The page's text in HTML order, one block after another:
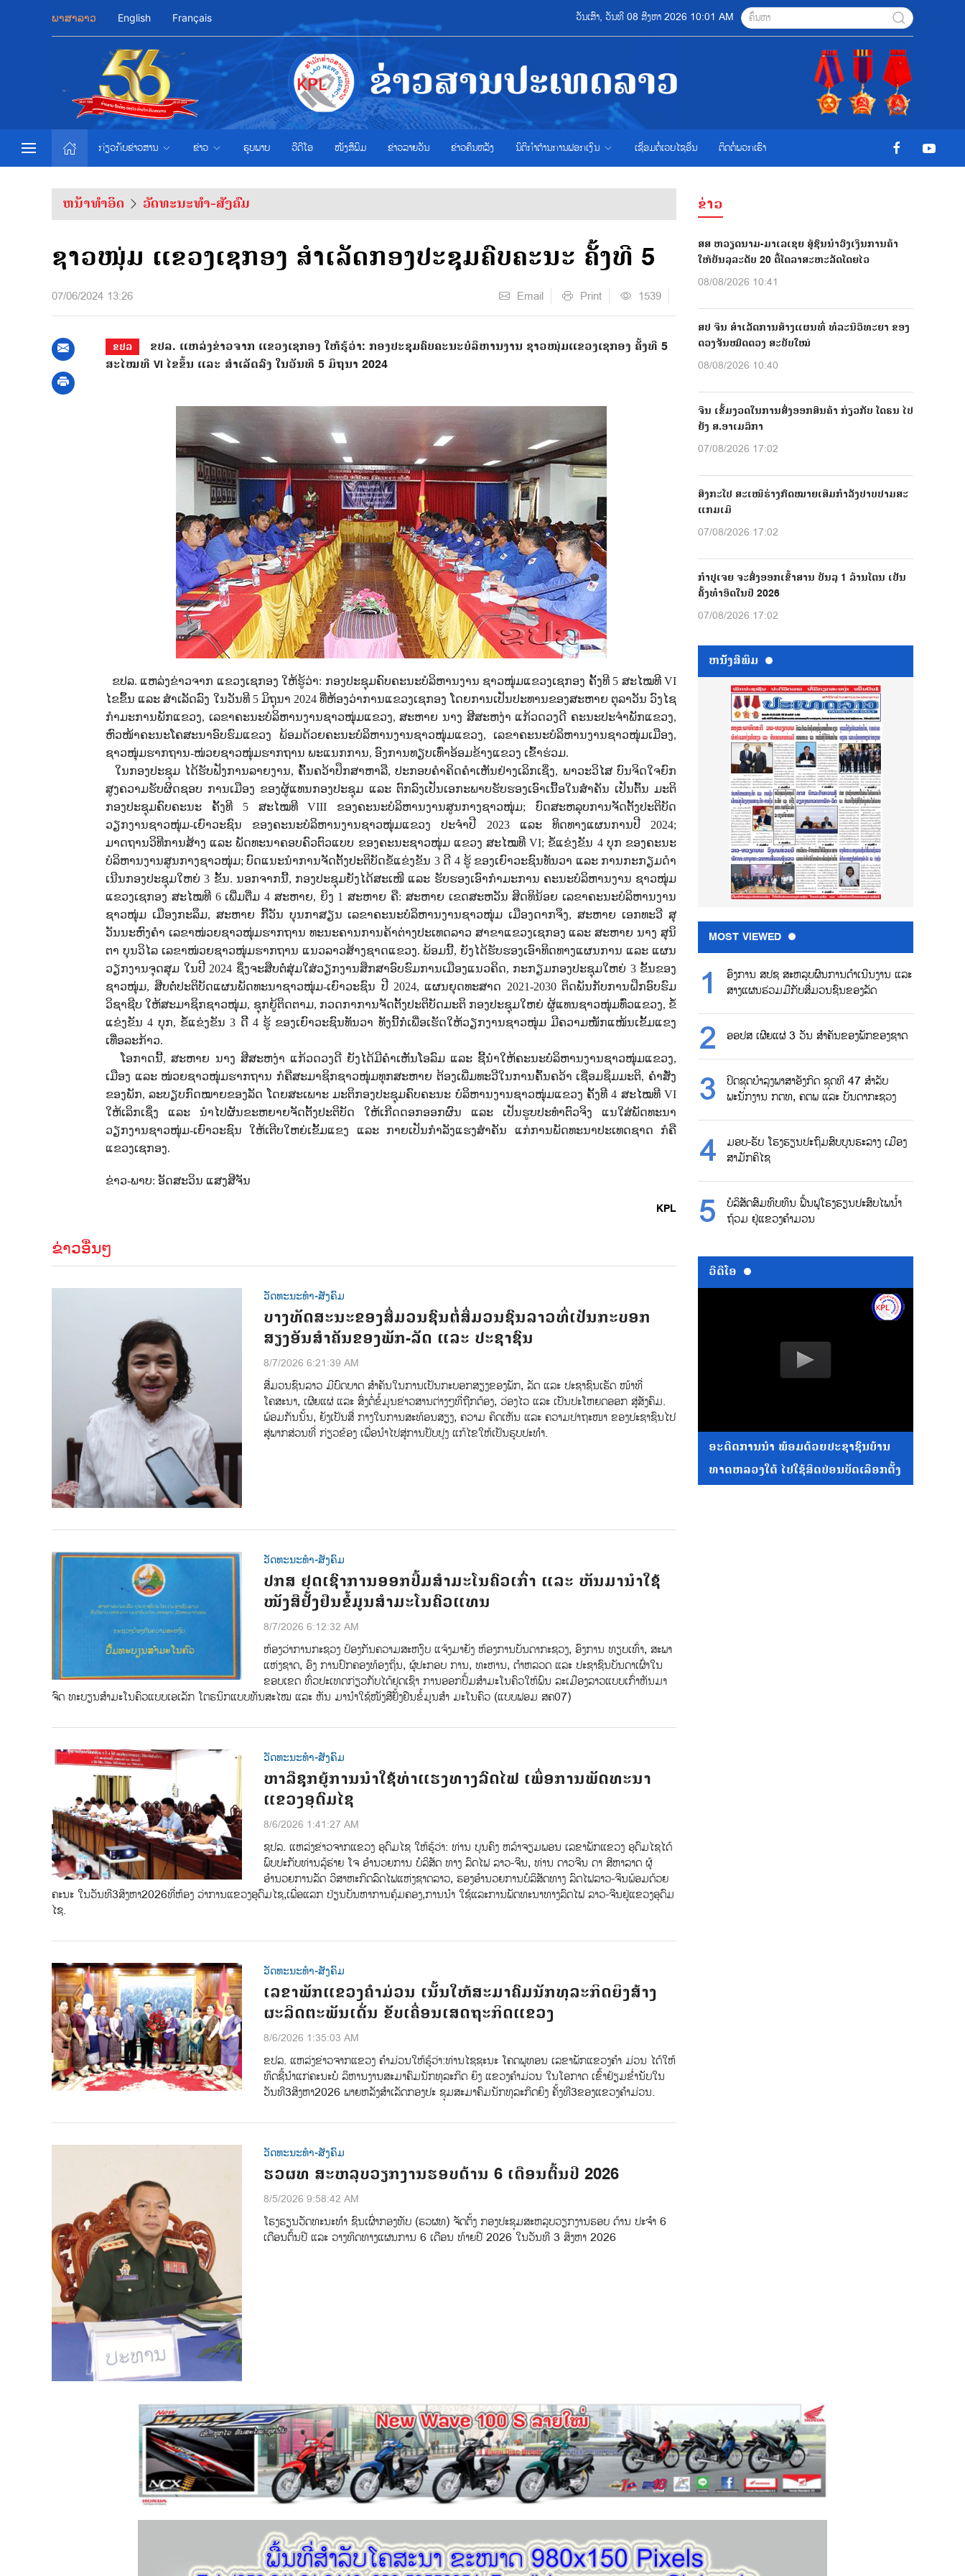
ພາສາລາວ English Français ວັນເສົາ, ວັນທີ 08 ສີງຫາ 2026 10:01 AM
ກ່ຽວກັບຂ່າວສານ ຂ່າວ ຮູບພາບ ວີດີໂອ ໜັງສືພິມ ຂ່າວ​ລາຍ​ວັນ ຂ່າວຄືນຫລັງ ນິຕິກຳຕ້ານການຟອກເງິນ ເຊື່ອມຕໍ່ເວບໄຊອ່ືນ ຕິດຕໍ່ພວກເຮົາ
ຫນ້າທຳອິດ ວັດທະນະທຳ-ສັງຄົມ
ຊາວໜຸ່ມ ແຂວງເຊກອງ ສຳເລັດກອງປະຊຸມຄົບຄະນະ ຄັ້ງທີ 5
07/06/2024 13:26 Email Print 1539
ຂປລ
ຂປລ. ແຫລ່ງຂ່າວຈາກ ແຂວງເຊກອງ ໃຫ້ຮູ້ວ່າ: ກອງປະຊຸມຄົບຄະນະບໍລິຫານງານ ຊາວໜຸ່ມແຂວງເຊກອງ ຄັ້ງທີ 5
ສະໄໝທີ VI ໄຂຂຶ້ນ ແລະ ສໍາເລັດລົງ ໃນວັນທີ 5 ມິຖຸນາ 2024
ຂປລ. ແຫລ່ງຂ່າວຈາກ ແຂວງເຊກອງ ໃຫ້ຮູ້ວ່າ: ກອງປະຊຸມຄົບຄະນະບໍລິຫານງານ ຊາວໜຸ່ມແຂວງເຊກອງ ຄັ້ງທີ 5 ສະໄໝທີVI
ໄຂຂຶ້ນ ແລະ ສໍາເລັດລົງ ໃນວັນທີ 5ມິຖຸນາ 2024 ທີ່ຫ້ອງວ່າການແຂວງເຊກອງ ໂດຍການເປັນປະທານຂອງສະຫາຍ ຕຸລາວັນ ວົງໄຊ
ກໍາມະການພັກແຂວງ, ເລຂາຄະນະບໍລິຫານງານຊາວໜຸ່ມແຂວງ, ສະຫາຍ ນາງ ສີສະຫງ່າ ແກ້ວດວງດີ ຄະນະປະຈຳພັກແຂວງ,
ຫົວໜ້າຄະນະໂຄສະນາອົບຮົມແຂວງ ພ້ອມດ້ວຍຄະນະບໍລິຫານງານຊາວໜຸ່ມແຂວງ, ເລຂາຄະນະບໍລິຫານງານຊາວໜຸ່ມເມືອງ,
ຊາວໜຸ່ມຮາກຖານ-ໜ່ວຍຊາວໜຸ່ມຮາກຖານ ພະແນກການ, ອົງການທຽບເທົ່າອ້ອມຂ້າງແຂວງ ເຂົ້າຮ່ວມ.
ໃນກອງປະຊຸມ ໄດ້ຮັບຟັງການລາຍງານ, ຄົ້ນຄວ້າປຶກສາຫາລື,ປະກອບຄໍາຄິດຄໍາເຫັນຢ່າງເລິກເຊິ່ງ, ພາວະວິໄສ ບົນຈິດໃຈຍົກ
ສູງຄວາມຮັບຜິດຊອບ ການເມືອງ ຂອງຜູ້ແທນກອງປະຊຸມ ແລະ ຕົກລົງເປັນເອກະພາບຮັບຮອງເອົາເນື້ອໃນສຳຄັນ ເປັນຕົ້ນ ມະຕິ
ກອງປະຊຸມຄົບຄະນະ ຄັ້ງທີ 5ສະໄໝທີVIII ຂອງຄະນະບໍລິຫານງານສູນກາງຊາວໜຸ່ມ;ບົດສະຫລຸບການຈັດຕັ້ງປະຕິບັດ
ວຽກງານຊາວໜຸ່ມ-ເຍົາວະຊົນ ຂອງຄະນະບໍລິຫານງານຊາວໜຸ່ມແຂວງ ປະຈໍາປີ 2023ແລະ ທິດທາງແຜນການປີ 2024;
ມາດຖານວິທີການສ້າງ ແລະ ພັດທະນາຄອບຄົວຕົວແບບ ຂອງຄະນະຊາວໜຸ່ມ ແຂວງ ສະໄໝທີVI; ຂໍ້ແຂ່ງຂັນ 4ບຸກ ຂອງຄະນະ
ບໍລິຫານງານສູນກາງຊາວໜຸ່ມ;ບົດແນະນຳການຈັດຕັ້ງປະຕິບັດຂໍ້ແຂ່ງຂັນ 3ດີ 4 ຮູ້ ຂອງເຍົາວະຊົນທັນວາ ແລະ ການກະກຽມດໍາ
ເນີນກອງປະຊຸມໃຫຍ່3 ຂັ້ນ. ນອກຈາກນີ້, ກອງປະຊຸມຍັງໄດ້ສະເໜີ ແລະ ຮັບຮອງເອົາກຳມະການ ຄະນະບໍລິຫານງານ ຊາວໜຸ່ມ
ແຂວງເຊກອງ ສະໄໝທີ 6ເພີ່ມຕື່ມ4 ສະຫາຍ, ຍິງ 1 ສະຫາຍ ຄື: ສະຫາຍ ເຂດສະຫວັນ ສິດທິນ້ອຍ ເລຂາຄະນະບໍລິຫານງານ
ຊາວໜຸ່ມ ເມືອງກະລຶມ, ສະຫາຍ ກີ້ວັນ ບຸນກາສຽນ ເລຂາຄະນະບໍລິຫານງານຊາວໜຸ່ມ ເມືອງດາກຈຶງ,ສະຫາຍ ເອກທະວີ ສຸ
ວັນນະຫົງຄຳ ເລຂາໜ່ວຍຊາວໜຸ່ມຮາກຖານ ທະນະຄານການຄ້າຕ່າງປະເທດລາວ ສາຂາແຂວງເຊກອງ ແລະ ສະຫາຍ ນາງ ສຸນິ
ຕາ ບຸນວິໄລ ເລຂາໜ່ວຍຊາວໜຸ່ມຮາກຖານ ແນວລາວສ້າງຊາດແຂວງ. ພ້ອມນີ້, ຍັງໄດ້ຮັບຮອງເອົາທິດທາງແຜນການ ແລະ ແຜນ
ວຽກງານຈຸດສຸມ ໃນປີ 2024 ຊຶ່ງຈະສືບຕໍ່ສຸ່ມໃສ່ວຽກງານສຶກສາອົບຮົມການເມືອງແນວຄິດ, ກະກຽມກອງປະຊຸມໃຫຍ່ 3ຂັ້ນຂອງ
ຊາວໜຸ່ມ,ສືບຕໍ່ປະຕິບັດແຜນພັດທະນາຊາວໜຸ່ມ-ເຍົາວະຊົນ ປີ 2024, ແຜນຍຸດທະສາດ 2021-2030ຕິດພັນກັບການຝຶກອົບຮົມ
ວິຊາຊີບ ໃຫ້ສະມາຊິກຊາວໜຸ່ມ, ຊຸກຍູ້ຕິດຕາມ, ກວດກາການຈັດຕັ້ງປະຕິບັດມະຕິ ກອງປະຊຸມໃຫຍ່ ຜູ້ແທນຊາວໜຸ່ມທົ່ວແຂວງ, ຂໍ້
ແຂ່ງຂັນ4 ບຸກ, ຂໍ້ແຂ່ງຂັນ3 ດີີ 4 ຮູ້ ຂອງເຍົາວະຊົນທັນວາ ທັງນີ້ກໍເພື່ອເຮັດໃຫ້ວຽກງານຊາວໜຸ່ມ ມີຄວາມໜັກແໜ້ນເຂັ້ມແຂງ
ເທື່ອລະກ້າວ.
ໂອກາດນີ້, ສະຫາຍ ນາງ ສີສະຫງ່າ ແກ້ວດວງດີ ຍັງໄດ້ມີຄຳເຫັນໂອລົມ ແລະ ຊີ້ນໍາໃຫ້ຄະນະບໍລິຫານງານຊາວໜຸ່ມແຂວງ,
ເມືອງ ແລະ ໜ່ວຍຊາວໜຸ່ມຮາກຖານ ກໍຄືສະມາຊິກຊາວໜຸ່ມທຸກສະຫາຍ ຕ້ອງເພີ່ມທະວີໃນການຄົ້ນຄວ້າ ເຊື່ອມຊຶມມະຕິ, ຄໍາສັ່ງ
ຂອງພັກ,ລະບຽບກົດໝາຍຂອງລັດ ໂດຍສະເພາະ ມະຕິກອງປະຊຸມຄົບຄະນະ ບໍລິຫານງານຊາວໜຸ່ມແຂວງ ຄັ້ງທີ4 ສະໄໝທີ VI
ໃຫ້ເລິກເຊິ່ງ ແລະ ນໍາໄປຜັນຂະຫຍາຍຈັດຕັ້ງປະຕິບັດ ໃຫ້ເກີດດອກອອກຜົນ ແລະ ເປັນຮູບປະທໍາຕົວຈິງ ແນໃສ່ພັດທະນາ
ວຽກງານຊາວໜຸ່ມ-ເຍົາວະຊົນ ໃຫ້ເຕີບໃຫຍ່ເຂັ້ມແຂງ ແລະ ກາຍເປັນກຳລັງແຮງສໍາຄັນ ແກ່ການພັດທະນາປະເທດຊາດ ກໍຄື
ແຂວງເຊກອງ.
ຂ່າວ-ພາບ: ອັດສະວິນ ແສງສີຈັນ
KPL
ຂ່າວອື່ນໆ
ວັດທະນະທຳ-ສັງຄົມ
ບາງທັດສະນະຂອງສື່ມວນຊົນຕໍ່ສື່ມວນຊົນລາວທີ່ເປັນກະບອກ
ສຽງອັນສຳຄັນຂອງພັກ-ລັດ ແລະ ປະຊາຊົນ
8/7/2026 6:21:39 AM
ສື່ມວນຊົນລາວ ມີບົດບາດ ສຳຄັນໃນການເປັນກະບອກສຽງຂອງພັກ, ລັດ ແລະ ປະຊາຊົນເຮັດ ໜ້າທີ່
ໂຄສະນາ, ເຜີຍແຜ່ ແລະ ສົ່ງຕໍ່ຂໍ້ມູນຂ່າວສານຕ່າງໆທີ່ຖືກຕ້ອງ, ວ່ອງໄວ ແລະ ເປັນປະໂຫຍດອອກ ສູ່ສັງຄົມ.
ພ້ອມກັນນັ້ນ, ຍັງເປັນສື່ ກາງໃນການສະທ້ອນສຽງ, ຄວາມ ຄິດເຫັນ ແລະ ຄວາມປາຖະໜາ ຂອງປະຊາຊົນໄປ
ສູ່ພາກສ່ວນທີ່ ກ່ຽວຂ້ອງ ເພື່ອນຳໄປສູ່ການປັບປຸງ ແກ້ໄຂໃຫ້ເປັນຮູບປະທຳ.
ວັດທະນະທຳ-ສັງຄົມ
ປກສ ຢຸດເຊົາການອອກປື້ມສຳມະໂນຄົວເກົ່າ ແລະ ຫັນມານຳໃຊ້
ໜັງສືຢັ້ງຢືນຂໍ້ມູນສຳມະໂນຄົວແທນ
8/7/2026 6:12:32 AM
ຫ້ອງວ່າການກະຊວງ ປ້ອງກັນຄວາມສະຫງົບ ແຈ້ງມາຍັງ ຫ້ອງການບັນດາກະຊວງ, ອົງການ ທຽບເທົ່າ, ສະພາ
ແຫ່ງຊາດ, ອົງ ການປົກຄອງທ້ອງຖິ່ນ, ຜູ້ປະກອບ ການ, ທະຫານ, ຕຳຫລວດ ແລະ ປະຊາຊົນບັນດາເຜົ່າໃນ
ຂອບເຂດ ທົ່ວປະເທດກ່ຽວກັບໄດ້ຢຸດເຊົາ ການອອກປຶ້ມສຳມະໂນຄົວໃຫ້ພົນ ລະເມືອງລາວແບບເກົ່າຫັນມາ
ຈົດ ທະບຽນສໍາມະໂນຄົວແບບເອເລັກ ໂຕຣນິກແບບທັນສະໄໝ ແລະ ຫັນ ມານຳໃຊ້ໜັງສືຢັ້ງຢືນຂໍ້ມູນສໍາ ມະໂນຄົວ (ແບບຟອມ ສຄ07)
ວັດທະນະທຳ-ສັງຄົມ
ຫາລືຊຸກຍູ້ການນຳໃຊ້ທ່າແຮງທາງລົດໄຟ ເພື່ອການພັດທະນາ
ແຂວງອຸດົມໄຊ
8/6/2026 1:41:27 AM
ຊປລ.​ ແຫລ່ງຂ່າວຈາກແຂວງ ອຸດົມໄຊ​ ໃຫ້ຮູ້ວ່າ:​ ທ່ານ​ ບຸນຄົງ​ ຫລ້າຈຽມພອນ​ ເລຂາພັກແຂວງ ອຸດົມໄຊ​ໄດ້
ພົບປະກັບ​ທ່ານ​ລູ້ຮ່າຍ ໂຈ​ ອຳນວຍການ​ ບໍລິສັດ​ ທາງ ລົດໄຟ​ ລາວ-ຈີນ,​ ທ່ານ​ ດາວຈີນ ດາ​ ສີຫາລາດ​ ຜູ້
ອຳນວຍການລັດ ວິສາຫະກິດລົດໄຟແຫ່ງຊາດລາວ,​ ຮອງອຳນວຍການບໍລິສັດທາງ ລົດໄຟ​ລາວ-ຈີນ​ພ້ອມດ້ວຍ
ຄະນະ​ ໃນວັນທີ​3​ສິງຫາ​2026​ທີ່ຫ້ອງ ວ່າການ​ແຂວງອຸດົມໄຊ,​ເພື່ອແລກ​ ປ່ຽນບັນຫາການຄຸ້ມຄອງ,​ການນຳ ໃຊ້​ແລະ​ການພັດທະນາທາງລົດໄຟ​ ລາວ-ຈີນ​ຢູ່​ແຂວງອຸດົມ
ໄຊ.
ວັດທະນະທຳ-ສັງຄົມ
ເລຂາພັກແຂວງຄຳມ່ວນ ເນັ້ນໃຫ້ສະມາຄົມນັກທຸລະກິດຍິງສ້າງ
ຜະລິດຕະພັນເດັ່ນ ຂັບເຄື່ອນເສດຖະກິດແຂວງ
8/6/2026 1:35:03 AM
ຂປລ.​ ແຫລ່ງຂ່າວຈາກແຂວງ ຄຳມ່ວນ​ໃຫ້ຮູ້ວ່າ:​ທ່ານ​ໄຊຊະນະ​ ໂຄດພູທອນ​ ເລຂາພັກແຂວງຄຳ ມ່ວນ​ ໄດ້ໃຫ້
ທິດຊີ້ນໍາແກ່ຄະນະບໍ ລິຫານງານສະມາຄົມນັກທຸລະກິດ ຍິງ​ ແຂວງຄຳມ່ວນ​ ໃນໂອກາດ ເຂົ້າຢ້ຽມຂໍ່ານັບ​ໃນ
ວັນທີ​3​ສິງຫາ​2026​ ພາຍຫລັງສໍາເລັດກອງປະ​ ຊຸມສະມາຄົມນັກທຸລະກິດຍິງ​ ຄັ້ງທີ​3​ຂອງແຂວງຄໍາມ່ວນ.​
ວັດທະນະທຳ-ສັງຄົມ
ຮວຜທ ສະຫລຸບວຽກງານຮອບດ້ານ 6 ເດືອນຕົ້ນປີ 2026
8/5/2026 9:58:42 AM
ໂຮງຮຽນວັດທະນະທຳ ຊົນເຜົ່າກອງທັບ (ຮວຜທ) ຈັດຕັ້ງ ກອງປະຊຸມສະຫລຸບວຽກງານຮອບ ດ້ານ ປະຈໍາ 6
ເດືອນຕົ້ນປີ ແລະ ວາງທິດທາງແຜນການ 6 ເດືອນ ທ້າຍປີ 2026 ໃນວັນທີ 3 ສິງຫາ 2026
ຂ່າວ
ສສ ຫວຽດນາມ-ມາເລເຊຍ ສູ້ຊົນນຳວົງເງິນການຄ້າ
ໃຫ້ບັນລຸລະດັບ 20 ຕື້ໂດລາສະຫະລັດໂດຍໄວ
08/08/2026 10:41
ສປ ຈີນ ສຳເລັດການສ້າງແຜນທີ່ ທໍລະນີວິທະຍາ ຂອງ
ດວງຈັນໝົດດວງ ສະບັບໃໝ່
08/08/2026 10:40
ຈີນ ເຂັ້ມງວດໃນການສົ່ງອອກສິນຄ້າ ກ່ຽວກັບ ໂດຣນ ໄປ
ຍັງ ສ.ອາເມລິກາ
07/08/2026 17:02
ສິງກະໂປ ສະເໜີຮ່າງກົດໝາຍເສີມກຳລັງປາບປາມສະ
ແກມເມີ
07/08/2026 17:02
ກຳປູເຈຍ ຈະສົ່ງອອກເຂົ້າສານ ບັນລຸ 1 ລ້ານໂຕນ ເປັນ
ຄັ້ງທຳອິດໃນປີ 2026
07/08/2026 17:02
ຫນ້ັງສືພິມ
MOST VIEWED
ອົງການ ສປຊ ສະຫລຸບຜົນການດຳເນີນງານ ແລະ
ສາງແຜນຮ່ວມມືກັບສື່ມວນຊົນຂອງລັດ
ອອປສ ເຜີຍແຜ່ 3 ວັນ ສຳຄັນຂອງພັກຂອງຊາດ
ປິດຊຸດບຳລຸງພາສາອັງກິດ ຊຸດທີ 47 ສຳລັບ
ພະນັກງານ ກຕທ, ຄຕພ ແລະ ບັນດາກະຊວງ
ມອບ-ຮັບ ໂຮງຮຽນປະຖົມສົບບູນຮະລາງ ເມືອງ
ສາມັກຄິໄຊ
ບໍລິສັດສົມທົບທຶນ ຟື້ນຟູໂຮງຮຽນປະສົບໄພນ້ຳ
ຖ້ວມ ຢູ່ແຂວງຄຳມວນ
ວີດີໂອ
ອະດີດການນໍາ ພ້ອມດ້ວຍປະຊາຊົນບ້ານ
ທາດຫລວງໃຕ້ ໄປໃຊ້ສິດປ່ອນບັດເລືອກຕັ້ງ